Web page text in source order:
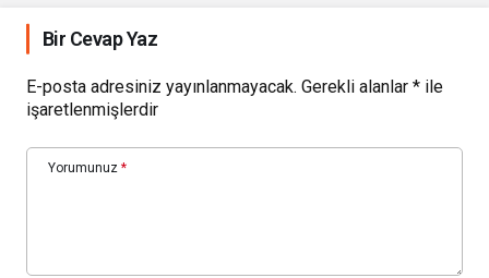
Bir Cevap Yaz
E-posta adresiniz yayınlanmayacak. Gerekli alanlar * ile
işaretlenmişlerdir
Yorumunuz *